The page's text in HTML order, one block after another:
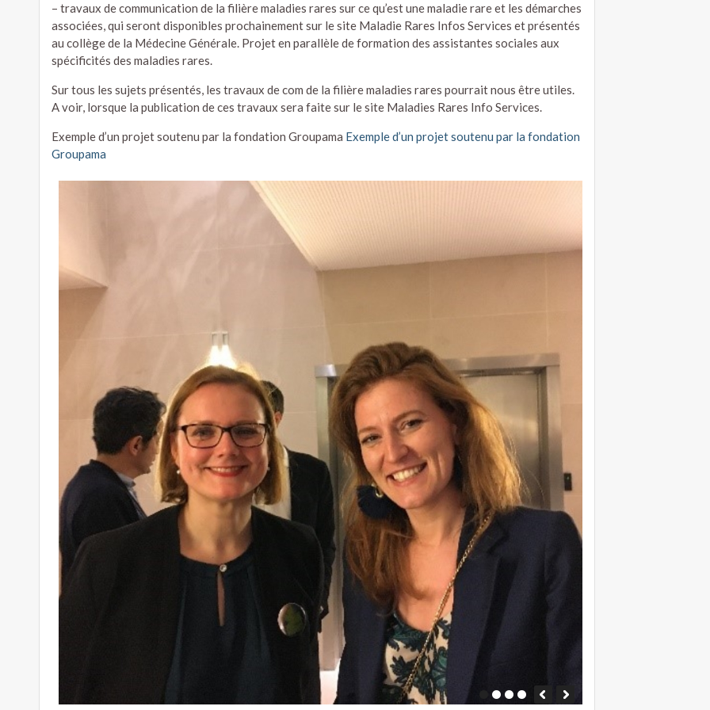
– travaux de communication de la filière maladies rares sur ce qu’est une maladie rare et les démarches
associées, qui seront disponibles prochainement sur le site Maladie Rares Infos Services et présentés
au collège de la Médecine Générale. Projet en parallèle de formation des assistantes sociales aux
spécificités des maladies rares.
Sur tous les sujets présentés, les travaux de com de la filière maladies rares pourrait nous être utiles.
A voir, lorsque la publication de ces travaux sera faite sur le site Maladies Rares Info Services.
Exemple d’un projet soutenu par la fondation Groupama Exemple d’un projet soutenu par la fondation
Groupama